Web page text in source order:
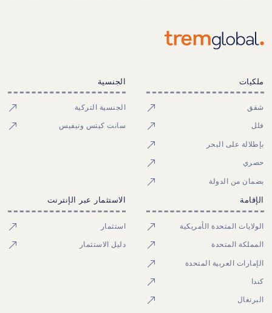
ملكيات
شقق
فلل
بإطلالة على البحر
حصري
بضمان من الدولة
الجنسية
الجنسية التركية
سانت كيتس ونيفيس
الإقامة
الولايات المتحدة الأمريكية
المملكة المتحدة
الإمارات العربية المتحدة
كندا
البرتغال
الاستثمار عبر الإنترنت
استثمار
دليل الاستثمار